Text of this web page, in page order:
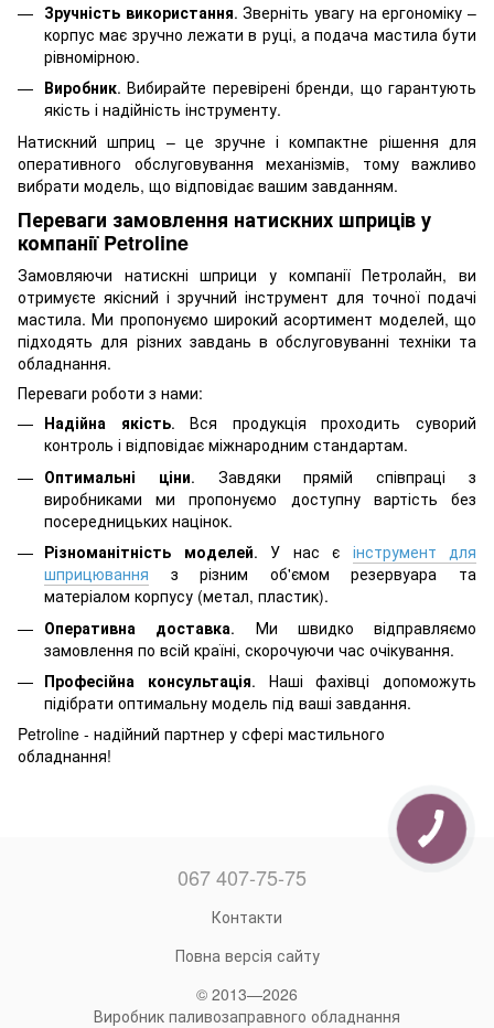
Зручність використання. Зверніть увагу на ергономіку –
корпус має зручно лежати в руці, а подача мастила бути
рівномірною.
Виробник. Вибирайте перевірені бренди, що гарантують
якість і надійність інструменту.
Натискний шприц – це зручне і компактне рішення для
оперативного обслуговування механізмів, тому важливо
вибрати модель, що відповідає вашим завданням.
Переваги замовлення натискних шприців у
компанії Petroline
Замовляючи натискні шприци у компанії Петролайн, ви
отримуєте якісний і зручний інструмент для точної подачі
мастила. Ми пропонуємо широкий асортимент моделей, що
підходять для різних завдань в обслуговуванні техніки та
обладнання.
Переваги роботи з нами:
Надійна якість. Вся продукція проходить суворий
контроль і відповідає міжнародним стандартам.
Оптимальні ціни. Завдяки прямій співпраці з
виробниками ми пропонуємо доступну вартість без
посередницьких націнок.
Різноманітність моделей. У нас є інструмент для
шприцювання з різним об'ємом резервуара та
матеріалом корпусу (метал, пластик).
Оперативна доставка. Ми швидко відправляємо
замовлення по всій країні, скорочуючи час очікування.
Професійна консультація. Наші фахівці допоможуть
підібрати оптимальну модель під ваші завдання.
Petroline - надійний партнер у сфері мастильного
обладнання!
067 407-75-75
Контакти
Повна версія сайту
© 2013—2026
Виробник паливозаправного обладнання